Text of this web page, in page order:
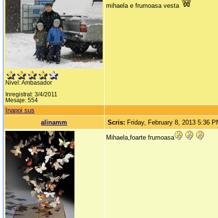
Nivel: Ambasador
Inregistrat: 3/4/2011
Mesaje: 554
mihaela e frumoasa vesta
Inapoi sus
alinamm
Scris: Friday, February 8, 2013 5:36
Mihaela,foarte frumoasa